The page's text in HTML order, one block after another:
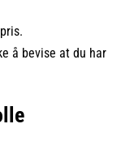
å bevise at du har